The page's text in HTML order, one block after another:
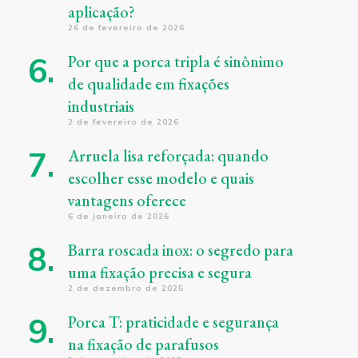
aplicação?
26 de fevereiro de 2026
Por que a porca tripla é sinônimo
de qualidade em fixações
industriais
2 de fevereiro de 2026
Arruela lisa reforçada: quando
escolher esse modelo e quais
vantagens oferece
6 de janeiro de 2026
Barra roscada inox: o segredo para
uma fixação precisa e segura
2 de dezembro de 2025
Porca T: praticidade e segurança
na fixação de parafusos